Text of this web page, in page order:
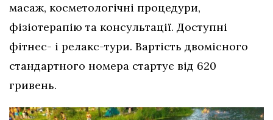
масаж, косметологічні процедури,
фізіотерапію та консультації. Доступні
фітнес- і релакс-тури. Вартість двомісного
стандартного номера стартує від 620
гривень.